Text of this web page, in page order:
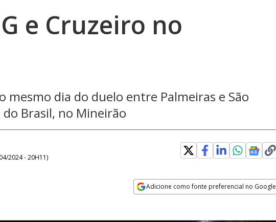
e Cruzeiro no
mesmo dia do duelo entre Palmeiras e São
Brasil, no Mineirão
2024 - 20H11)
Adicione como fonte preferencial no Google